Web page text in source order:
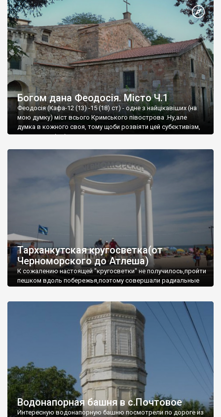
Богом дана Феодосія. Місто Ч.1
Феодосія (Кафа-12 (13) -15 (18) ст) - одне з найцікавіших (на
мою думку) міст всього Кримського півострова .Ну,але
думка в кожного своя, тому щоби розвіяти цей субєктивізм,
запрошую відвідати це
Тарханкутская кругосветка(от
Черноморского до Атлеша)
К сожалению настоящей "кругосветки" не получилось,пройти
пешком вдоль побережья,поэтому совершали радиальные
Водонапорная башня в с.Почтовое
Интересную водонапорную башню посмотрели по дороге из